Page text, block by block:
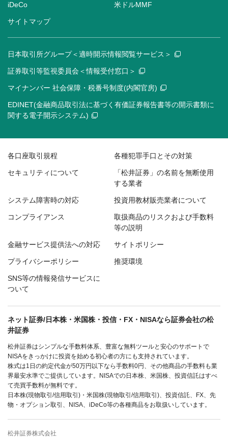
iDeCo 米ドルMMF
サイトマップ
日本取引所グループ＜適時開示情報閲覧サービス＞
証券取引等監視委員会＜情報受付窓口＞
マイナンバー 社会保障・税番号制度(内閣官房)
EDINET(金融商品取引法に基づく有価証券報告書等の開示書類に
関する電子開示システム)
各口座取引規程 各種犯罪手口とその対策
セキュリティについて
「松井証券」の名前を無断使用
する業者
システム障害時の対応 投資用教材販売業者について
コンプライアンス
取扱商品のリスクおよび手数料
等の説明
金融サービス提供法への対応 サイトポリシー
プライバシーポリシー 推奨環境
SNS等の情報発信サービスに
ついて
ネット証券/日本株・米国株・投信・FX・NISAなら証券会社の松
井証券
松井証券はシンプルな手数料体系、豊富な無料ツールと安心のサポートで
NISAをきっかけに投資を始める初心者の方にも支持されています。
株式は1日の約定代金が50万円以下なら手数料0円、その他商品の手数料も業
界最安水準でご提供しています。NISAでの日本株、米国株、投資信託はすべ
て売買手数料が無料です。
日本株(現物取引/信用取引)・米国株(現物取引/信用取引)、投資信託、FX、先
物・オプション取引、NISA、iDeCo等の各種商品をお取扱いしています。
松井証券株式会社